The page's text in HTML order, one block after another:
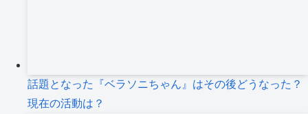
話題となった『ベラソニちゃん』はその後どうなった？
現在の活動は？